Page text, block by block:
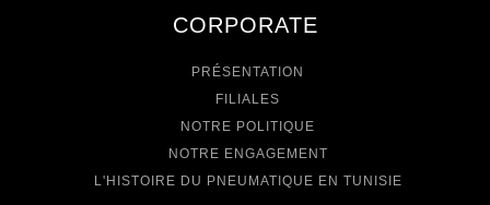
CORPORATE
PRÉSENTATION
FILIALES
NOTRE POLITIQUE
NOTRE ENGAGEMENT
L'HISTOIRE DU PNEUMATIQUE EN TUNISIE